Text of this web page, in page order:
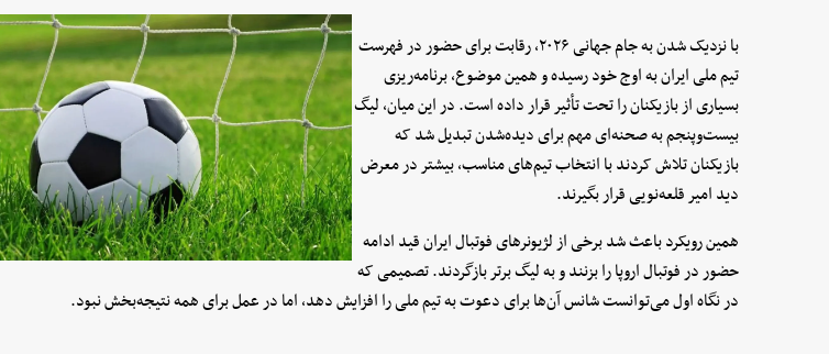
با نزدیک شدن به جام جهانی ۲۰۲۶، رقابت برای حضور در فهرست
تیم ملی ایران به اوج خود رسیده و همین موضوع، برنامه‌ریزی
بسیاری از بازیکنان را تحت تأثیر قرار داده است. در این میان، لیگ
بیست‌وپنجم به صحنه‌ای مهم برای دیده‌شدن تبدیل شد که
بازیکنان تلاش کردند با انتخاب تیم‌های مناسب، بیشتر در معرض
دید امیر قلعه‌نویی قرار بگیرند.
همین رویکرد باعث شد برخی از لژیونرهای فوتبال ایران قید ادامه
حضور در فوتبال اروپا را بزنند و به لیگ برتر بازگردند. تصمیمی که
در نگاه اول می‌توانست شانس آن‌ها برای دعوت به تیم ملی را افزایش دهد، اما در عمل برای همه نتیجه‌بخش نبود.